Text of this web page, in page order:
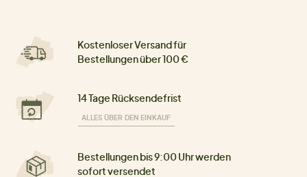
Kostenloser Versand für
Bestellungen über 100 €
14 Tage Rücksendefrist
ALLES ÜBER DEN EINKAUF
Bestellungen bis 9:00 Uhr werden
sofort versendet